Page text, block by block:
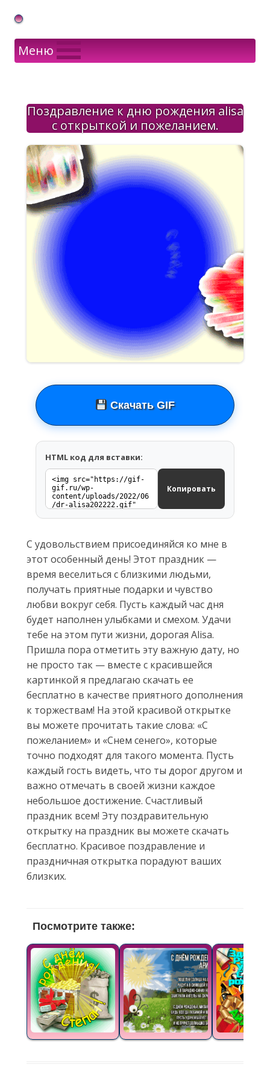
Gif Открытки в подарок
Меню
Поздравление к дню рождения alisa
с открыткой и пожеланием.
Скачать GIF
HTML код для вставки:
Копировать
С удовольствием присоединяйся ко мне в
этот особенный день! Этот праздник —
время веселиться с близкими людьми,
получать приятные подарки и чувство
любви вокруг себя. Пусть каждый час дня
будет наполнен улыбками и смехом. Удачи
тебе на этом пути жизни, дорогая Alisa.
Пришла пора отметить эту важную дату, но
не просто так — вместе с красившейся
картинкой я предлагаю скачать ее
бесплатно в качестве приятного дополнения
к торжествам! На этой красивой открытке
вы можете прочитать такие слова: «С
пожеланием» и «Снем сенего», которые
точно подходят для такого момента. Пусть
каждый гость видеть, что ты дорог другом и
важно отмечать в своей жизни каждое
небольшое достижение. Счастливый
праздник всем! Эту поздравительную
открытку на праздник вы можете скачать
бесплатно. Красивое поздравление и
праздничная открытка порадуют ваших
близких.
Посмотрите также: